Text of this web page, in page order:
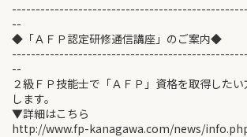
--
◆「ＡＦＰ認定研修通信講座」のご案内◆
--
２級ＦＰ技能士で「ＡＦＰ」資格を取得した
します。
▼詳細はこちら
http://www.fp-kanagawa.com/news/